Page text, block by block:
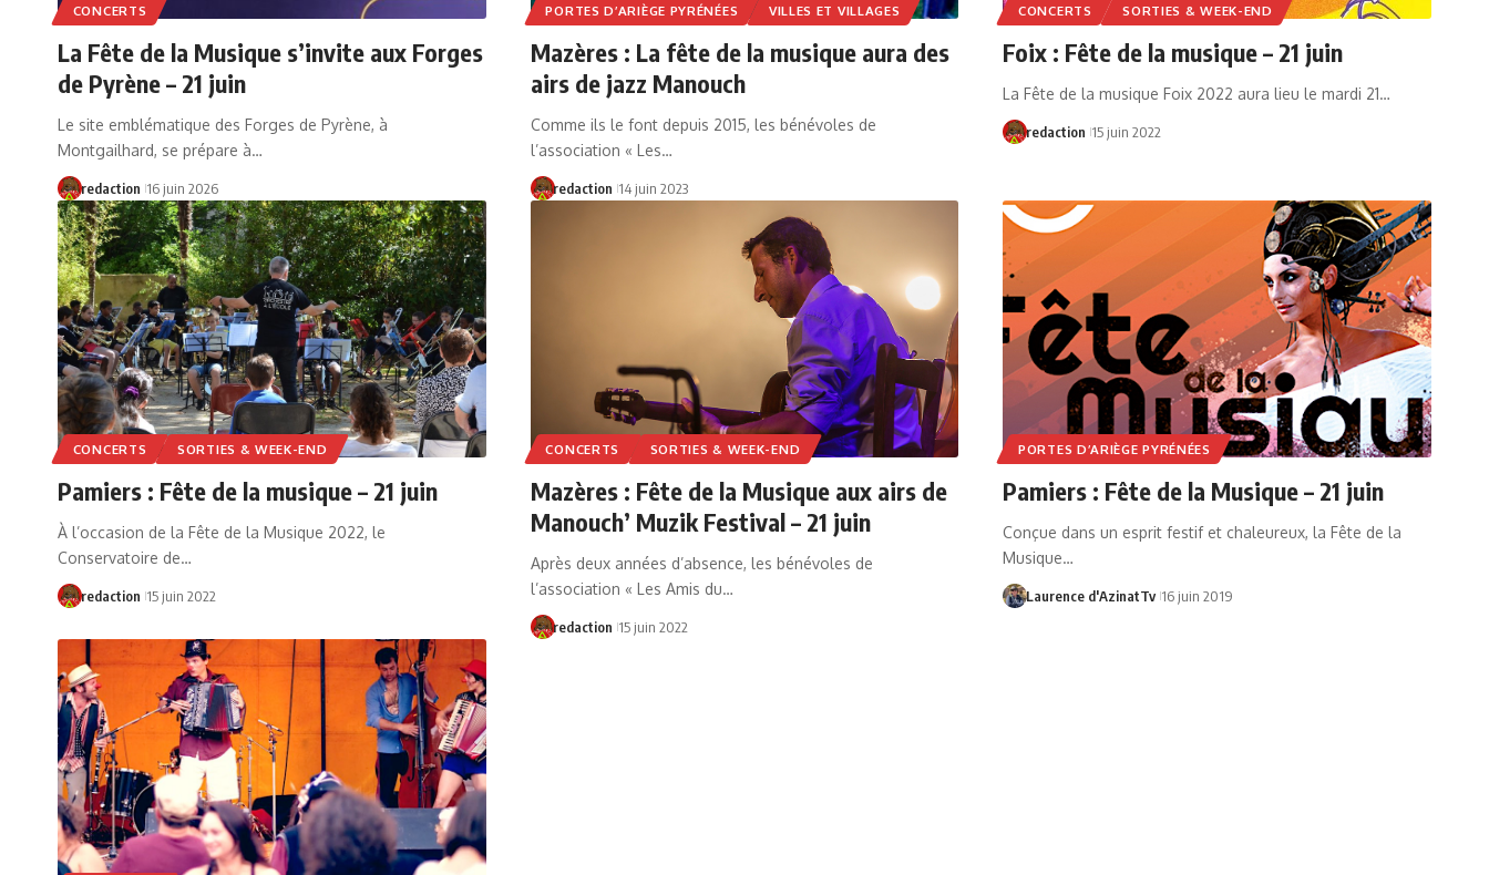
CONCERTS
La Fête de la Musique s’invite aux Forges
de Pyrène – 21 juin
Le site emblématique des Forges de Pyrène, à
Montgailhard, se prépare à…
redaction 16 juin 2026
PORTES D’ARIÈGE PYRÉNÉES VILLES ET VILLAGES
Mazères : La fête de la musique aura des
airs de jazz Manouch
Comme ils le font depuis 2015, les bénévoles de
l’association « Les…
redaction 14 juin 2023
CONCERTS SORTIES & WEEK-END
Foix : Fête de la musique – 21 juin
La Fête de la musique Foix 2022 aura lieu le mardi 21…
redaction 15 juin 2022
CONCERTS SORTIES & WEEK-END
Pamiers : Fête de la musique – 21 juin
À l’occasion de la Fête de la Musique 2022, le
Conservatoire de…
redaction 15 juin 2022
CONCERTS SORTIES & WEEK-END
Mazères : Fête de la Musique aux airs de
Manouch’ Muzik Festival – 21 juin
Après deux années d’absence, les bénévoles de
l’association « Les Amis du…
redaction 15 juin 2022
PORTES D’ARIÈGE PYRÉNÉES
Pamiers : Fête de la Musique – 21 juin
Conçue dans un esprit festif et chaleureux, la Fête de la
Musique…
Laurence d'AzinatTv 16 juin 2019